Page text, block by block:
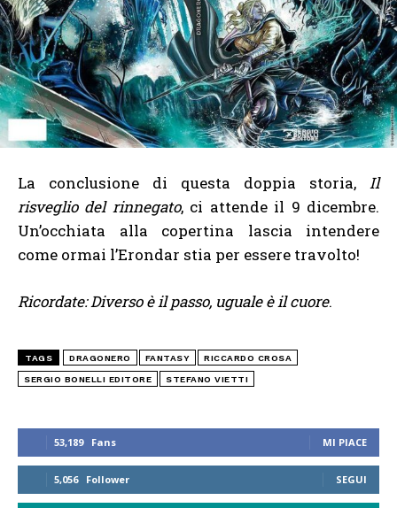
53,189 Fans MI PIACE
5,056 Follower SEGUI
La conclusione di questa doppia storia, Il
risveglio del rinnegato, ci attende il 9 dicembre.
Un’occhiata alla copertina lascia intendere
come ormai l’Erondar stia per essere travolto!
Ricordate: Diverso è il passo, uguale è il cuore.
TAGS DRAGONERO FANTASY RICCARDO CROSA
SERGIO BONELLI EDITORE STEFANO VIETTI